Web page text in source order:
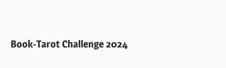
Book-Tarot Challenge 2024